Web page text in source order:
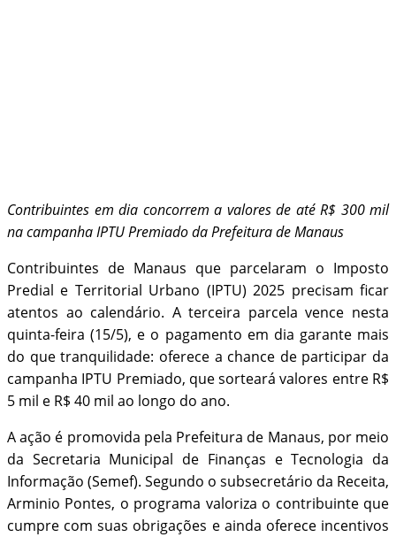
Contribuintes em dia concorrem a valores de até R$ 300 mil
na campanha IPTU Premiado da Prefeitura de Manaus
Contribuintes de Manaus que parcelaram o Imposto
Predial e Territorial Urbano (IPTU) 2025 precisam ficar
atentos ao calendário. A terceira parcela vence nesta
quinta-feira (15/5), e o pagamento em dia garante mais
do que tranquilidade: oferece a chance de participar da
campanha IPTU Premiado, que sorteará valores entre R$
5 mil e R$ 40 mil ao longo do ano.
A ação é promovida pela Prefeitura de Manaus, por meio
da Secretaria Municipal de Finanças e Tecnologia da
Informação (Semef). Segundo o subsecretário da Receita,
Arminio Pontes, o programa valoriza o contribuinte que
cumpre com suas obrigações e ainda oferece incentivos